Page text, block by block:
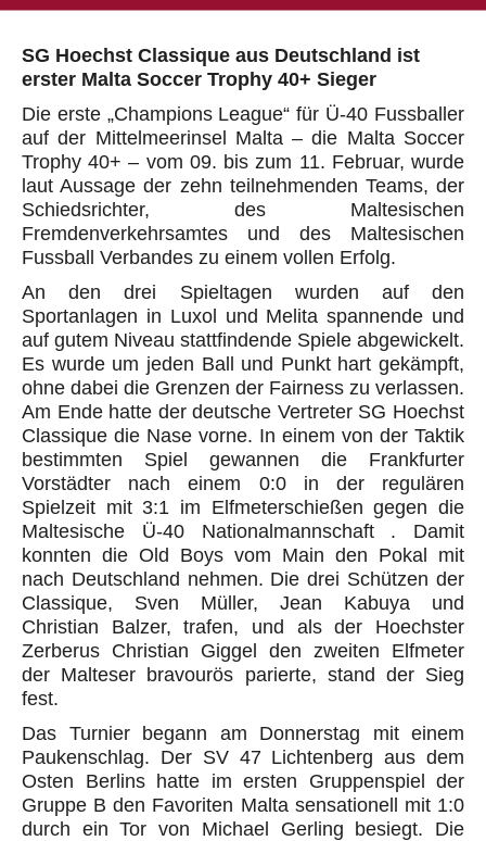
SG Hoechst Classique aus Deutschland ist
erster Malta Soccer Trophy 40+ Sieger
Die erste „Champions League“ für Ü-40 Fussballer
auf der Mittelmeerinsel Malta – die Malta Soccer
Trophy 40+ – vom 09. bis zum 11. Februar, wurde
laut Aussage der zehn teilnehmenden Teams, der
Schiedsrichter, des Maltesischen
Fremdenverkehrsamtes und des Maltesischen
Fussball Verbandes zu einem vollen Erfolg.
An den drei Spieltagen wurden auf den
Sportanlagen in Luxol und Melita spannende und
auf gutem Niveau stattfindende Spiele abgewickelt.
Es wurde um jeden Ball und Punkt hart gekämpft,
ohne dabei die Grenzen der Fairness zu verlassen.
Am Ende hatte der deutsche Vertreter SG Hoechst
Classique die Nase vorne. In einem von der Taktik
bestimmten Spiel gewannen die Frankfurter
Vorstädter nach einem 0:0 in der regulären
Spielzeit mit 3:1 im Elfmeterschießen gegen die
Maltesische Ü-40 Nationalmannschaft . Damit
konnten die Old Boys vom Main den Pokal mit
nach Deutschland nehmen. Die drei Schützen der
Classique, Sven Müller, Jean Kabuya und
Christian Balzer, trafen, und als der Hoechster
Zerberus Christian Giggel den zweiten Elfmeter
der Malteser bravourös parierte, stand der Sieg
fest.
Das Turnier begann am Donnerstag mit einem
Paukenschlag. Der SV 47 Lichtenberg aus dem
Osten Berlins hatte im ersten Gruppenspiel der
Gruppe B den Favoriten Malta sensationell mit 1:0
durch ein Tor von Michael Gerling besiegt. Die